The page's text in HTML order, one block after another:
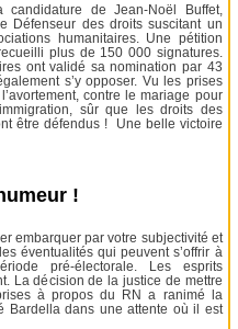
de Jean-Noël Buffet,
Défenseur des droits suscitant un
humanitaires. Une pétition
plus de 150 000 signatures.
ont validé sa nomination par 43
s’y opposer. Vu les prises
contre le mariage pour
sûr que les droits des
être défendus ! Une belle victoire
!
embarquer par votre subjectivité et
éventualités qui peuvent s’offrir à
pré-électorale. Les esprits
La décision de la justice de mettre
à propos du RN a ranimé la
Bardella dans une attente où il est